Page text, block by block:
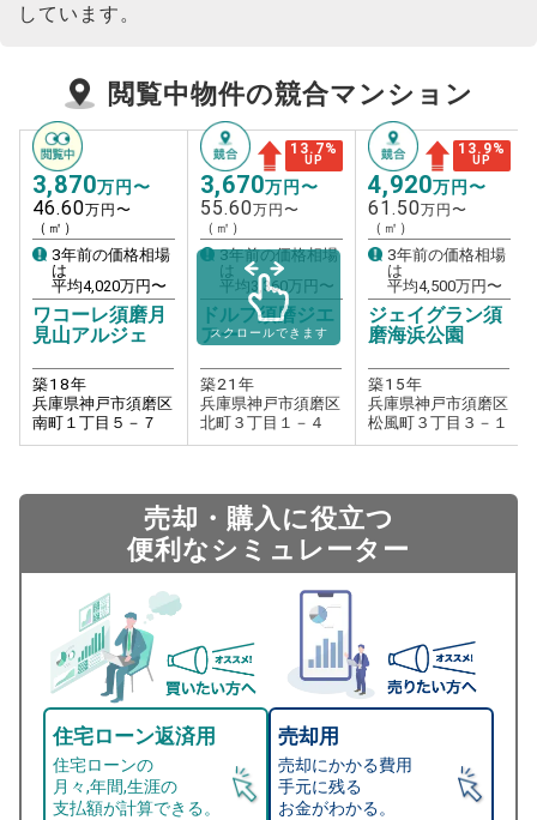
しています。
閲覧中物件の競合マンション
3,870万円〜
46.60万円〜
（㎡）
3年前の価格相場
は
平均4,020万円〜
ワコーレ須磨月
見山アルジェ
築18年
兵庫県神戸市須磨区
南町１丁目５－７
13.7%
UP
3,670万円〜
55.60万円〜
（㎡）
3年前の価格相場
は
平均3,360万円〜
ドルフ須磨ジエ
アー
築21 年
兵庫県神戸市須磨区
北町３丁目１－４
13.9%
UP
4,920万円〜
61.50万円〜
（㎡）
3年前の価格相場
は
平均4,500万円〜
ジェイグラン須
磨海浜公園
築15年
兵庫県神戸市須磨区
松風町３丁目３－１
スクロールできます
売却・購入に役立つ
便利なシミュレーター
住宅ローン返済用
住宅ローンの
月々,年間,生涯の
支払額が計算できる。
売却用
売却にかかる費用
手元に残る
お金がわかる。